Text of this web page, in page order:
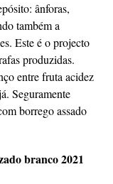
ânforas,
também a
Este é o projecto
produzidas.
entre fruta acidez
Seguramente
borrego assado
branco 2021